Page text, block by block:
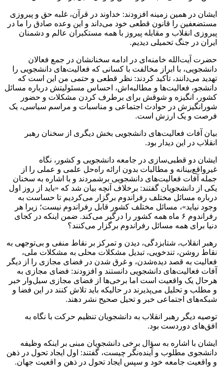
ایشان در همین زمینه افزودند: خداوند در قرآن، غلبه حق و پیروزی
مستضعفین را قانون قطعی خود می‌داند و این وعده صادق را ما در
پیروزی انقلاب و مقابله پیروز با همه مستکبران عالم و دشمنان
ایران در جنگ تحمیلی دیدیم.
حضرت آیت‌الله خامنه‌ای در ادامه سخنانشان در جمع فعالان
دانشجویی، با ابراز مخالفت با کسانی که فعالیت‌های دانشجویی را
تهدید می‌دانند، تأکید کردند: نظر قطعی و حتمی من این است که
دانشجو، فعالیت‌ها و مطالبه‌اش، احساس مسئولیتش درباره مسائل
کشور، انگیزه و شوقش برای برطرف کردن مشکلات و حضور
شورانگیزش در حوادث اجتماعی و مناسبات و مراسم سیاسی، یک
فرصت و یک ارزش است.
بیان آفات فعالیت‌های دانشجویی بخش دیگری از سخنان رهبر
انقلاب در این دیدار بود.
ایشان دو قطبی‌سازی در جامعه دانشجویی و کشور، نگاه
غیرواقع‌بینانه و مطالبات بدون ارائه راه‌حل علمی و عملی را از
جمله آفات فعالیت‌های دانشجویی برشمردند و با اشاره به سخنان
یکی از دانشجویان گفتند: برخلاف آنچه بیان شد که «باید از روز اول
درباره مسائل مختلف رفراندوم برگزار می‌کردیم تا حساست به
وجود نیاید»، مسائل مختلف کشور قابل رفراندوم نیست؛ زیرا هر
رفراندوم ۶ ماه همه کشور را درگیر می‌کند. ضمن اینکه در کجای
دنیا برای همه مسائل رفراندوم برگزار می‌کنند؟
رهبر انقلاب، شتابزدگی، دیدن و تمرکز بر نقاط منفی و بی‌توجهی به
نقاط روشن، تندخویی، تبدیل مشکلات محلی به مشکلات ملی،
فعالیت به قصد دیده‌شدن، و غرق شدن در فضای مجازی را از دیگر
آفات فعالیت‌های دانشجویی دانستند و افزودند: فضای مجازی به
هرحال یک واقعیت است اما برخی‌ها از فضای مجازی سیل‌وار خبر
و مطلب و تحلیل می‌پذیرند در حالیکه باید تلاش کنند در این فضا و
شبکه‌های اجتماعی خبر و تحیل صحیح نشر دهند.
توصیه دیگر رهبر انقلاب به دانشجویان تنظیم حرکت با نگاه به
افق‌های دوردست بود.
ایشان با اشاره به سؤال برخی دانشجویان مبنی بر اینکه وظیفه
دانشجوی مطلوب و آینده‌نگر چیست، گفتند: اول ایجاد تحول در ذهن
و واقعیت جامعه خود و سپس ایجاد تحول در ذهن و اقعیت جهان.